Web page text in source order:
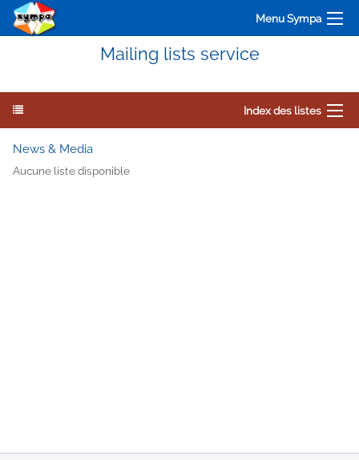
Menu Sympa
Mailing lists service
Index des listes
News & Media
Aucune liste disponible